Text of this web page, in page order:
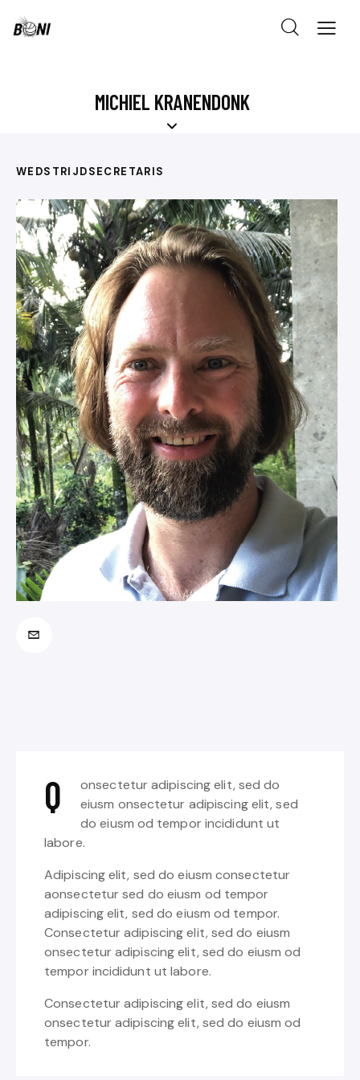
MICHIEL KRANENDONK
WEDSTRIJDSECRETARIS
Q
onsectetur adipiscing elit, sed do
eiusm onsectetur adipiscing elit, sed
do eiusm od tempor incididunt ut
labore.
Adipiscing elit, sed do eiusm consectetur
aonsectetur sed do eiusm od tempor
adipiscing elit, sed do eiusm od tempor.
Consectetur adipiscing elit, sed do eiusm
onsectetur adipiscing elit, sed do eiusm od
tempor incididunt ut labore.
Consectetur adipiscing elit, sed do eiusm
onsectetur adipiscing elit, sed do eiusm od
tempor.